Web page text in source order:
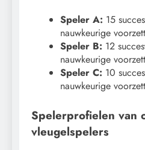
Speler A: 15
nauwkeurige
Speler B: 12
nauwkeurige
Speler C: 10
nauwkeurige
Spelerprofielen van
vleugelspelers